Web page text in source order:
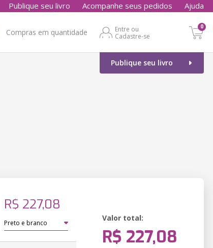
Publique seu livro Acompanhe seus pedidos Ajuda
Compras em quantidade
Entre ou
Cadastre-se
0
Publique seu livro
R$ 227,08
Valor total:
R$ 227,08